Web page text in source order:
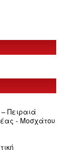
Πειραιά
- Μοσχάτου